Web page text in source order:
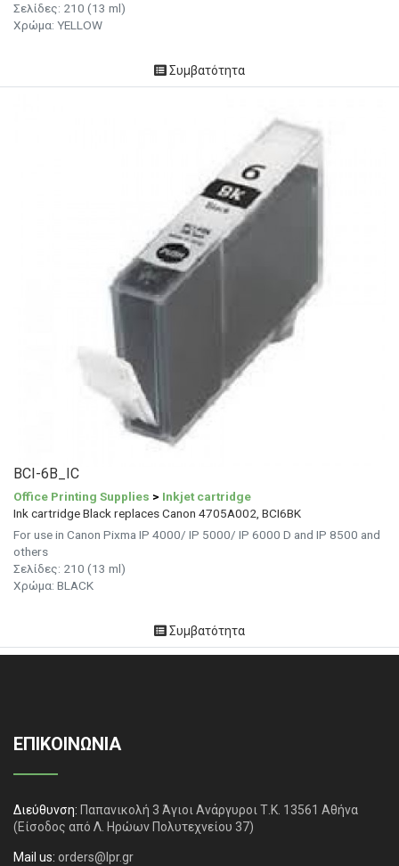
Σελίδες: 210 (13 ml)
Χρώμα: YELLOW
Συμβατότητα
BCI-6B_IC
Office Printing Supplies > Inkjet cartridge
Ink cartridge Black replaces Canon 4705A002, BCI6BK
For use in Canon Pixma IP 4000/ IP 5000/ IP 6000 D and IP 8500 and
others
Σελίδες: 210 (13 ml)
Χρώμα: BLACK
Συμβατότητα
ΕΠΙΚΟΙΝΩΝΙΑ
Διεύθυνση: Παπανικολή 3 Άγιοι Ανάργυροι Τ.Κ. 13561 Αθήνα
(Είσοδος από Λ. Ηρώων Πολυτεχνείου 37)
Mail us: orders@lpr.gr